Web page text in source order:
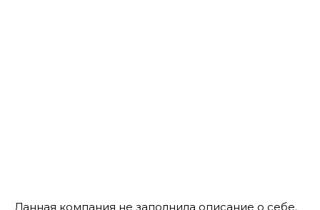
Данная компания не заполнила описание о себе.